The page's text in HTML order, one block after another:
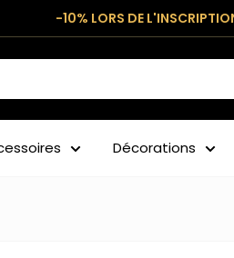
-10% LORS DE
Décorations